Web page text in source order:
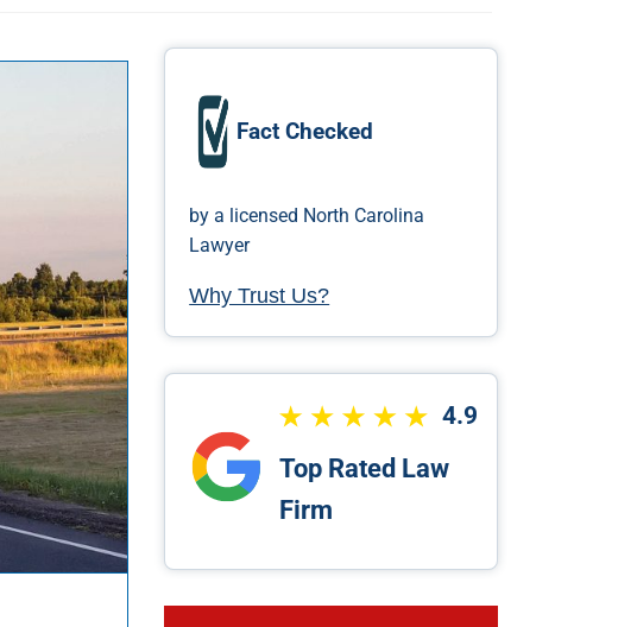
Fact Checked
by a licensed North Carolina
Lawyer
Why Trust Us?
4.9
Top Rated Law
Firm